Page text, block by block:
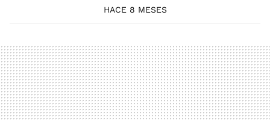
HACE 8 MESES